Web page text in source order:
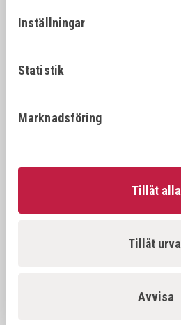
Inställningar
Statistik
Marknadsföring
Tillåt alla
Tillåt urval
Avvisa
26396
22x2.0
26397